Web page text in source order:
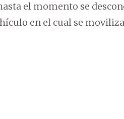
el momento se
en el cual se